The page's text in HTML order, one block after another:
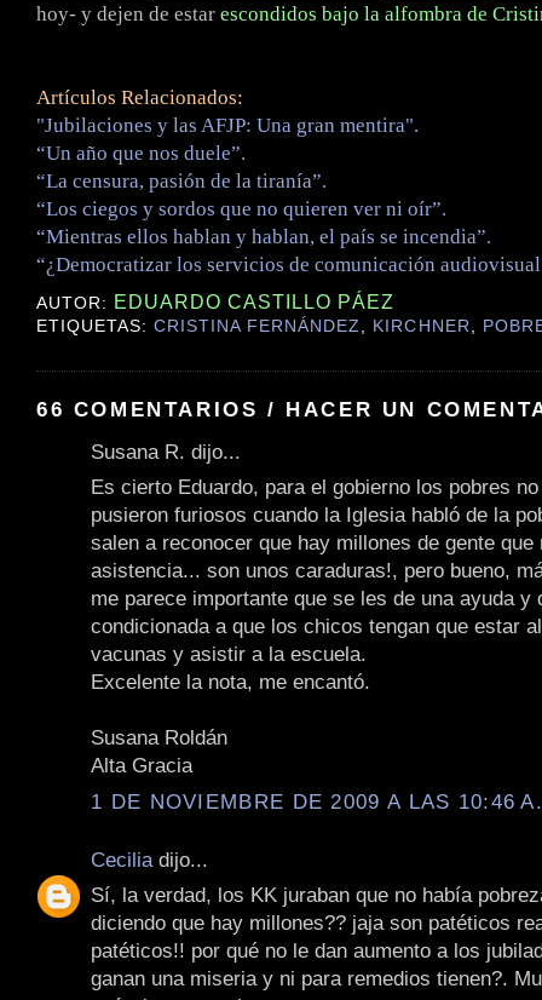
hoy- y dejen de estar escondidos bajo la alfombra de
Artículos Relacionados:
"Jubilaciones y las AFJP: Una gran mentira".
“Un año que nos duele”.
“La censura, pasión de la tiranía”.
“Los ciegos y sordos que no quieren ver ni oír”.
“Mientras ellos hablan y hablan, el país se incendia”.
“¿Democratizar los servicios de comunicación
AUTOR: EDUARDO CASTILLO PÁEZ
ETIQUETAS:CRISTINA FERNÁNDEZ, KIRCHNER,
66 COMENTARIOS / HACER UN
Susana R. dijo...
Es cierto Eduardo, para el gobierno los pobres
pusieron furiosos cuando la Iglesia habló de la
salen a reconocer que hay millones de gente que
asistencia... son unos caraduras!, pero bueno,
me parece importante que se les de una ayuda y
condicionada a que los chicos tengan que estar
vacunas y asistir a la escuela.
Excelente la nota, me encantó.
Susana Roldán
Alta Gracia
1 DE NOVIEMBRE DE 2009 A LAS 10:46
Cecilia dijo...
Sí, la verdad, los KK juraban que no había
diciendo que hay millones?? jaja son patéticos
patéticos!! por qué no le dan aumento a los
ganan una miseria y ni para remedios tienen?.